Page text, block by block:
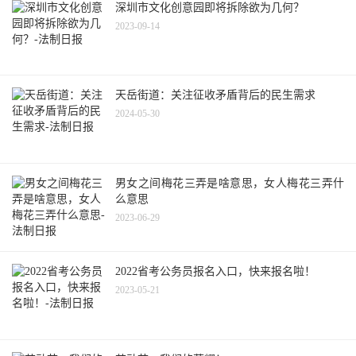
深圳市文化创意园即将拆除欲为几何？
2023-09-14
天岳街道：关注征收矛盾背后的民生需求
2024-05-30
男女之间梅花三弄是啥意思，女人梅花三弄什
么意思
2023-06-29
2022省考公务员报名入口，快来报名啦！
2023-05-21